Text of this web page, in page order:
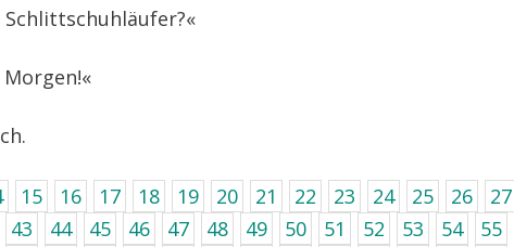
Schlittschuhläufer?«
15 16 17 18 19 20 21 22 23 24 25 26 27
43 44 45 46 47 48 49 50 51 52 53 54 55